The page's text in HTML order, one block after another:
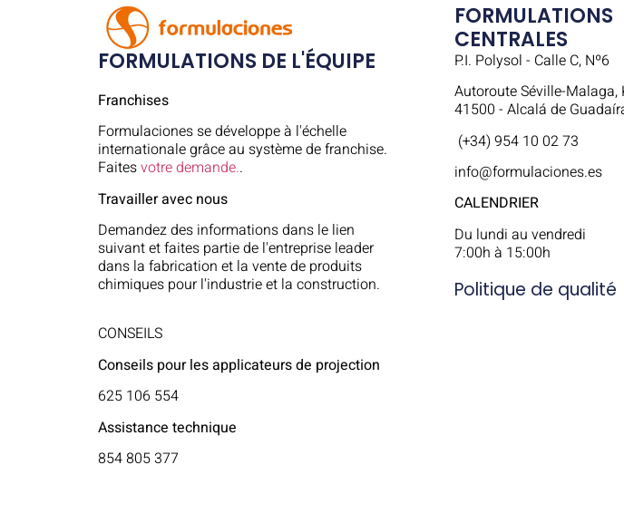
FORMULATIONS DE L'ÉQUIPE
Franchises
Formulaciones se développe à l'échelle
internationale grâce au système de franchise.
Faitesvotre demande..
Travailler avec nous
Demandez des informations dans le lien
suivantet faites partie de l'entreprise leader
dans la fabrication et la vente de produits
chimiques pour l'industrie et la construction.
CONSEILS
Conseils pour les applicateurs de projection
625 106 554
Assistance technique
854 805 377
FORMULATIONS
CENTRALES
P.I. Polysol - Calle C, Nº6
Autoroute Séville-Malaga,
41500 - Alcalá de
(+34) 954 10 02 73
info@formulaciones.es
CALENDRIER
Du lundi au vendredi
7:00h à 15:00h
Politique de qualité